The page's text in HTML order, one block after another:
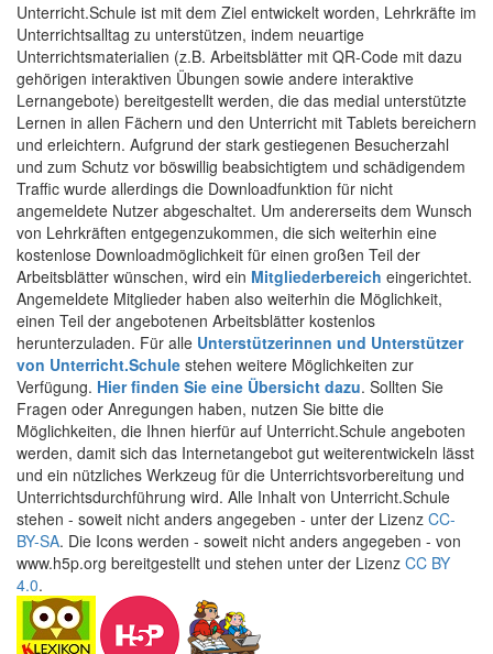
Unterricht.Schule ist mit dem Ziel entwickelt worden, Lehrkräfte im
Unterrichtsalltag zu unterstützen, indem neuartige
Unterrichtsmaterialien (z.B. Arbeitsblätter mit QR-Code mit dazu
gehörigen interaktiven Übungen sowie andere interaktive
Lernangebote) bereitgestellt werden, die das medial unterstützte
Lernen in allen Fächern und den Unterricht mit Tablets bereichern
und erleichtern. Aufgrund der stark gestiegenen Besucherzahl
und zum Schutz vor böswillig beabsichtigtem und schädigendem
Traffic wurde allerdings die Downloadfunktion für nicht
angemeldete Nutzer abgeschaltet. Um andererseits dem Wunsch
von Lehrkräften entgegenzukommen, die sich weiterhin eine
kostenlose Downloadmöglichkeit für einen großen Teil der
Arbeitsblätter wünschen, wird ein Mitgliederbereich eingerichtet.
Angemeldete Mitglieder haben also weiterhin die Möglichkeit,
einen Teil der angebotenen Arbeitsblätter kostenlos
herunterzuladen. Für alle Unterstützerinnen und Unterstützer
von Unterricht.Schule stehen weitere Möglichkeiten zur
Verfügung. Hier finden Sie eine Übersicht dazu. Sollten Sie
Fragen oder Anregungen haben, nutzen Sie bitte die
Möglichkeiten, die Ihnen hierfür auf Unterricht.Schule angeboten
werden, damit sich das Internetangebot gut weiterentwickeln lässt
und ein nützliches Werkzeug für die Unterrichtsvorbereitung und
Unterrichtsdurchführung wird. Alle Inhalt von Unterricht.Schule
stehen - soweit nicht anders angegeben - unter der Lizenz CC-
BY-SA. Die Icons werden - soweit nicht anders angegeben - von
www.h5p.org bereitgestellt und stehen unter der Lizenz CC BY
4.0.